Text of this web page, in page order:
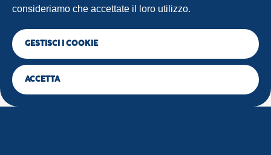
consideriamo che accettate il loro utilizzo.
GESTISCI I COOKIE
ACCETTA